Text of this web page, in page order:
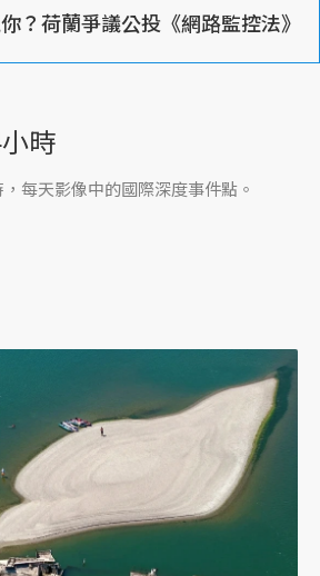
？荷蘭爭議公投《網路監控法》
時
每天影像中的國際深度事件點。